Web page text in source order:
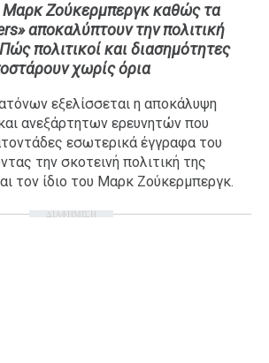
Μαρκ Ζούκερμπεργκ καθώς τα
αποκαλύπτουν την πολιτική
πολιτικοί και διασημότητες
χωρίς όρια
εξελίσσεται η αποκάλυψη
ανεξάρτητων ερευνητών που
εσωτερικά έγγραφα του
την σκοτεινή πολιτική της
τον ίδιο του Μαρκ Ζούκερμπεργκ.
ΔΙΑΦΗΜΙΣΗ